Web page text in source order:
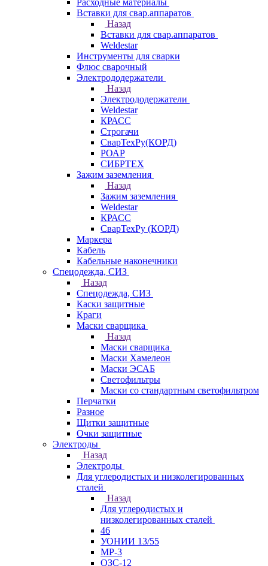
Расходные материалы
Вставки для свар.аппаратов
Назад
Вставки для свар.аппаратов
Weldestar
Инструменты для сварки
Флюс сварочный
Электрододержатели
Назад
Электрододержатели
Weldestar
КРАСС
Строгачи
СварТехРу(КОРД)
РОАР
СИБРТЕХ
Зажим заземления
Назад
Зажим заземления
Weldestar
КРАСС
СварТехРу (КОРД)
Маркера
Кабель
Кабельные наконечники
Спецодежда, СИЗ
Назад
Спецодежда, СИЗ
Каски защитные
Краги
Маски сварщика
Назад
Маски сварщика
Маски Хамелеон
Маски ЭСАБ
Светофильтры
Маски со стандартным светофильтром
Перчатки
Разное
Щитки защитные
Очки защитные
Электроды
Назад
Электроды
Для углеродистых и низколегированных
сталей
Назад
Для углеродистых и
низколегированных сталей
46
УОНИИ 13/55
МР-3
ОЗС-12